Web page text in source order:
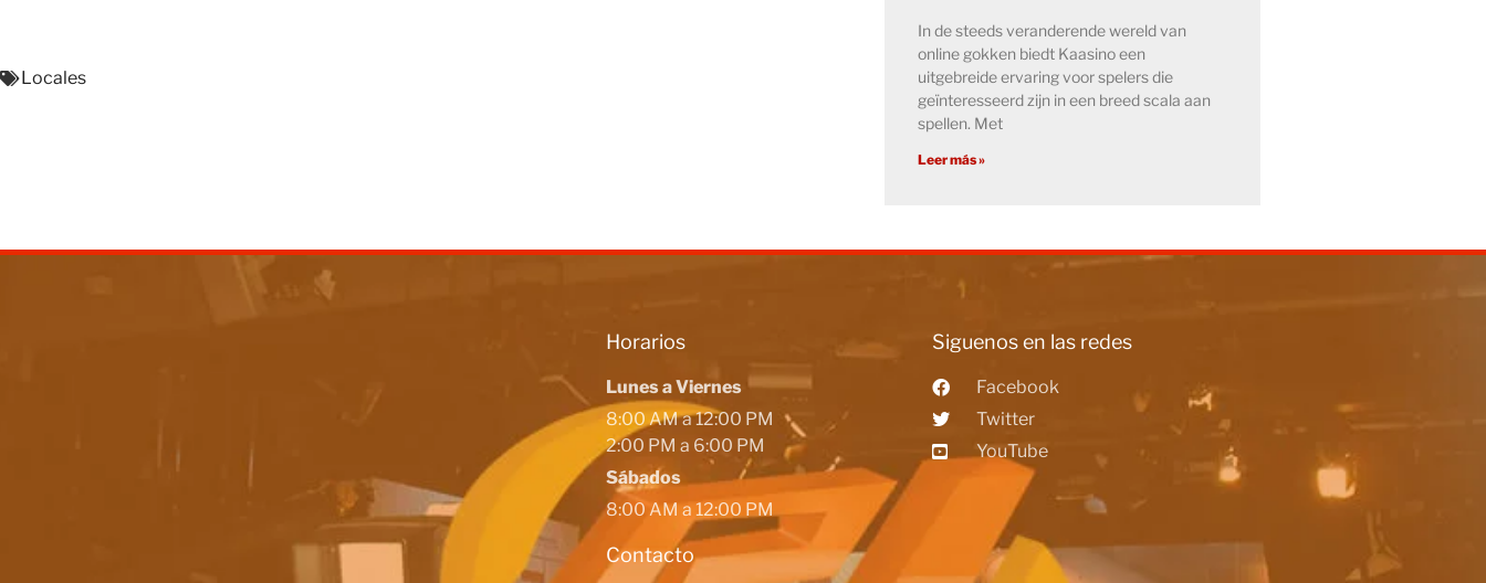
Locales
In de steeds veranderende wereld van
online gokken biedt Kaasino een
uitgebreide ervaring voor spelers die
geïnteresseerd zijn in een breed scala aan
spellen. Met
Leer más »
Horarios
Lunes a Viernes
8:00 AM a 12:00 PM
2:00 PM a 6:00 PM
Sábados
8:00 AM a 12:00 PM
Contacto
Siguenos en las redes
Facebook
Twitter
YouTube